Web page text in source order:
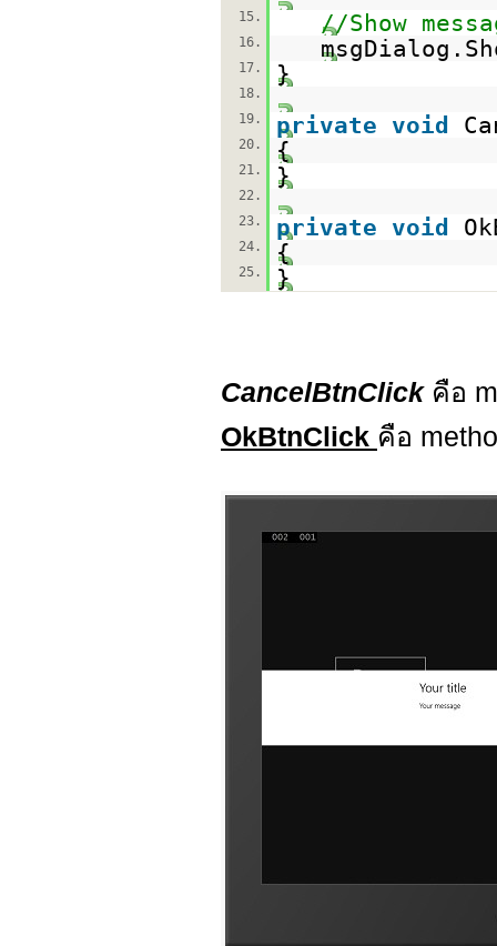
15.
//Show
16.
17. }
18.
19.
private void
20. {
21. }
22.
23.
private void
24. {
25. }
CancelBtnClick คือ
OkBtnClick คือ